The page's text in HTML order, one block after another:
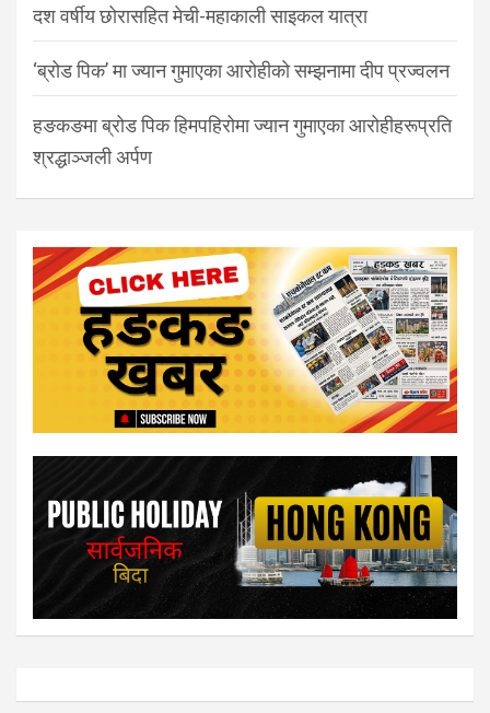
दश वर्षीय छोरासहित मेची-महाकाली साइकल यात्रा
‘ब्रोड पिक’ मा ज्यान गुमाएका आरोहीको सम्झनामा दीप प्रज्वलन
हङकङमा ब्रोड पिक हिमपहिरोमा ज्यान गुमाएका आरोहीहरूप्रति
श्रद्धाञ्जली अर्पण